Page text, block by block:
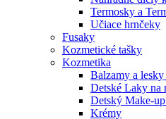
Termosky a
Učiace hrnčeky
Fusaky
Kozmetické tašky
Kozmetika
Balzamy a
Detské Laky na
Detský Make-
Krémy